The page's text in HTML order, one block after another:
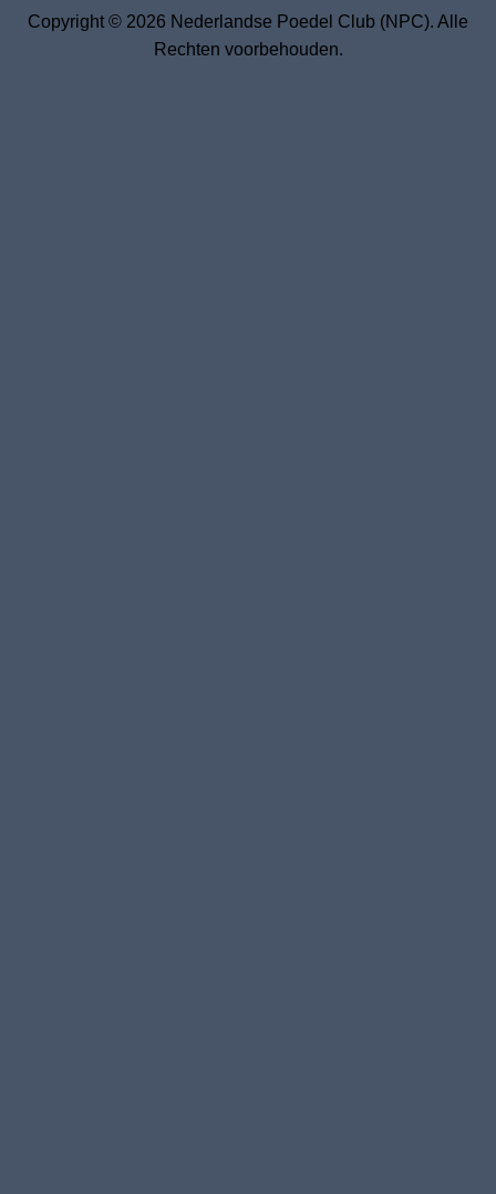
Copyright © 2026 Nederlandse Poedel Club (NPC). Alle
Rechten voorbehouden.